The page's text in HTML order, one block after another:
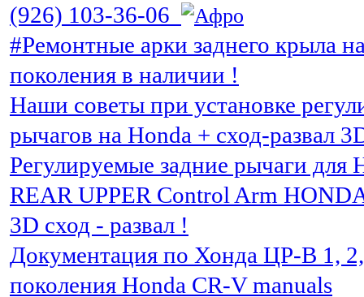
(926) 103-36-06
#Ремонтные арки заднего крыла
поколения в наличии !
Наши советы при установке
рычагов на Honda + сход-развал
Регулируемые задние рычаги для
REAR UPPER Control Arm
3D сход - развал !
Документация по Хонда ЦР-В 1,
поколения Honda CR-V manuals